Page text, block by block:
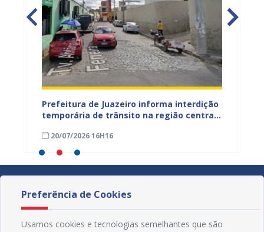
Prefeitura de Juazeiro informa interdição
temporária de trânsito na região central
20/07/2026 16H16
Preferência de Cookies
Usamos cookies e tecnologias semelhantes que são